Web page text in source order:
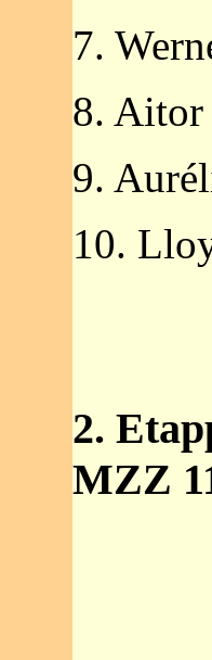
7.
8.
9.
10.
2.
MZZ